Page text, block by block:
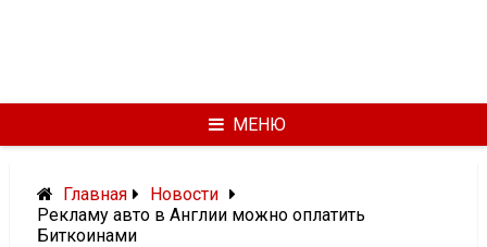
МЕНЮ
Главная
Новости
Рекламу авто в Англии можно оплатить
Биткоинами